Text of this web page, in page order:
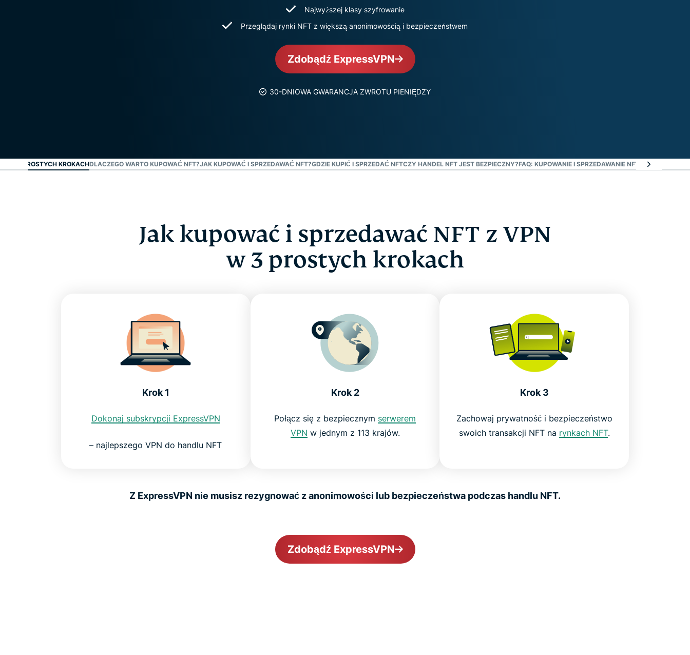
hasłami,
wieloskładnikowe
poufnym
przetwarzaniu
inteligencję
Identity
tożsamości,
Najwyższej klasy szyfrowanie
Przeglądaj rynki NFT z większą anonimowością i bezpieczeństwem
Zdobądź ExpressVPN
30-DNIOWA GWARANCJA ZWROTU PIENIĘDZY
W 3 PROSTYCH KROKACHDLACZEGO WARTO KUPOWAĆ NFT?JAK KUPOWAĆ I SPRZEDAWAĆ NFT?GDZIE KUPIĆ I SPRZEDAĆ NFTCZY HANDEL NFT JEST BEZPIECZNY?FAQ: KUPOWANIE I SPRZEDAWANIE NFT BEZPIECZNIE
Jak kupować i sprzedawać NFT z VPN
w 3 prostych krokach
Krok 1
Dokonaj subskrypcji ExpressVPN
– najlepszego VPN do handlu NFT
Krok 2
Połącz się z bezpiecznym serwerem
VPN w jednym z 113 krajów.
Krok 3
Zachowaj prywatność i bezpieczeństwo
swoich transakcji NFT na rynkach NFT.
Z ExpressVPN nie musisz rezygnować z anonimowości lub bezpieczeństwa podczas handlu NFT.
Zdobądź ExpressVPN